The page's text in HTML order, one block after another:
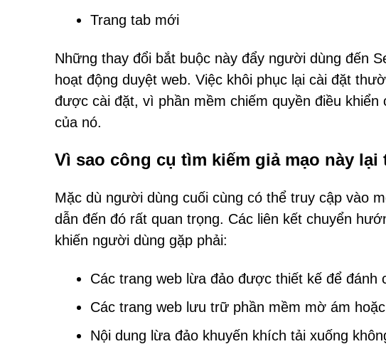
Trang tab mới
Những thay đổi bắt buộc này đẩy người dùng đến
hoạt động duyệt web. Việc khôi phục lại cài đặt
được cài đặt, vì phần mềm chiếm quyền điều
của nó.
Vì sao công cụ tìm kiếm giả mạo này lại
Mặc dù người dùng cuối cùng có thể truy cập vào
dẫn đến đó rất quan trọng. Các liên kết chuyển
khiến người dùng gặp phải:
Các trang web lừa đảo được thiết kế để đánh
Các trang web lưu trữ phần mềm mờ ám
Nội dung lừa đảo khuyến khích tải xuống